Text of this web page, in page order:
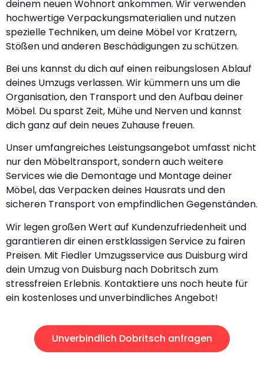
deinem neuen Wohnort ankommen. Wir verwenden
hochwertige Verpackungsmaterialien und nutzen
spezielle Techniken, um deine Möbel vor Kratzern,
Stößen und anderen Beschädigungen zu schützen.
Bei uns kannst du dich auf einen reibungslosen Ablauf
deines Umzugs verlassen. Wir kümmern uns um die
Organisation, den Transport und den Aufbau deiner
Möbel. Du sparst Zeit, Mühe und Nerven und kannst
dich ganz auf dein neues Zuhause freuen.
Unser umfangreiches Leistungsangebot umfasst nicht
nur den Möbeltransport, sondern auch weitere
Services wie die Demontage und Montage deiner
Möbel, das Verpacken deines Hausrats und den
sicheren Transport von empfindlichen Gegenständen.
Wir legen großen Wert auf Kundenzufriedenheit und
garantieren dir einen erstklassigen Service zu fairen
Preisen. Mit Fiedler Umzugsservice aus Duisburg wird
dein Umzug von Duisburg nach Dobritsch zum
stressfreien Erlebnis. Kontaktiere uns noch heute für
ein kostenloses und unverbindliches Angebot!
Unverbindlich Dobritsch anfragen